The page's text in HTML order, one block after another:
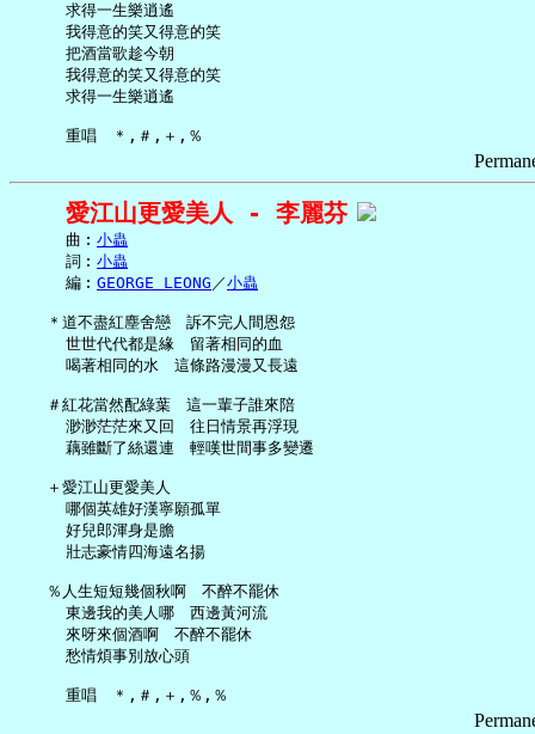
     求得一生樂逍遙
     我得意的笑又得意的笑
     把酒當歌趁今朝
     我得意的笑又得意的笑
     求得一生樂逍遙
愛江山更愛美人 - 李麗芬
     曲︰
小蟲
     詞︰
小蟲
     編︰
GEORGE LEONG ／小蟲
   ＊道不盡紅塵舍戀　訴不完人間恩怨
     世世代代都是緣　留著相同的血
     喝著相同的水　這條路漫漫又長遠
   ＃紅花當然配綠葉　這一輩子誰來陪
     渺渺茫茫來又回　往日情景再浮現
     藕雖斷了絲還連　輕嘆世間事多變遷
   ＋愛江山更愛美人
     哪個英雄好漢寧願孤單
     好兒郎渾身是膽
     壯志豪情四海遠名揚
   ％人生短短幾個秋啊　不醉不罷休
     東邊我的美人哪　西邊黃河流
     來呀來個酒啊　不醉不罷休
     愁情煩事別放心頭